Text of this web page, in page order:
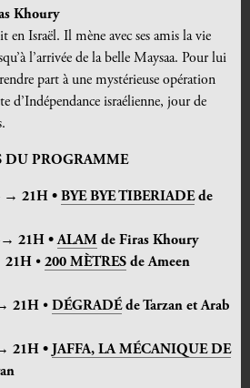
Khoury
en Israël. Il mène avec ses amis la vie
l’arrivée de la belle Maysaa. Pour lui
part à une mystérieuse opération
d’Indépendance israélienne, jour de
DU PROGRAMME
→ 21H • BYE BYE TIBERIADEde
21H •ALAM de Firas Khoury
21H • 200 MÈTRES de Ameen
21H • DÉGRADÉde Tarzan et Arab
21H • JAFFA, LA MÉCANIQUE DE